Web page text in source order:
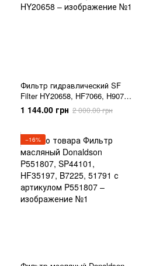
Фильтр гидравлический SF
Filter HY20658, HF7066, H9071,
P164164
1 144.00 грн 2 000.00 грн
−16%